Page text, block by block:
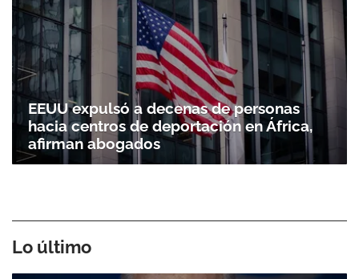
EEUU expulsó a decenas de personas
hacia centros de deportación en África,
afirman abogados
Lo último